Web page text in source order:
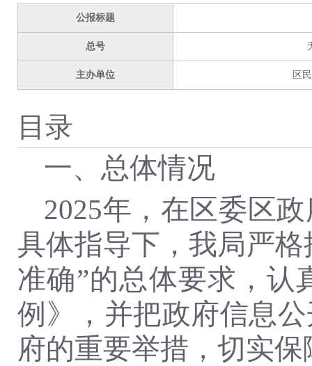
公报标题
总号
主办单位 区
目录
一、总体情况
2025年，在区委区
具体指导下，我局严
准确”的总体要求，认
例》，并把政府信息
府的重要举措，切实